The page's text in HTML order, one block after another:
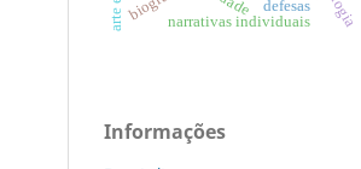
narrativas individuais
defesas
Informações